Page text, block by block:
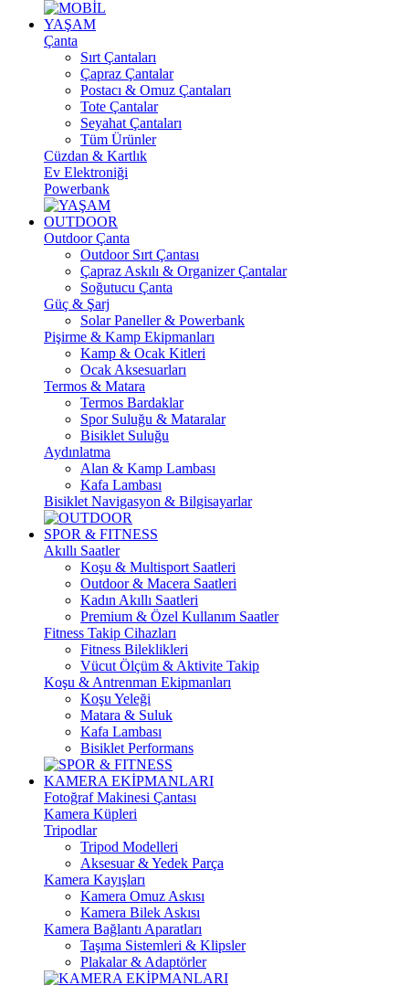
YAŞAM
Çanta
Sırt Çantaları
Çapraz Çantalar
Postacı & Omuz Çantaları
Tote Çantalar
Seyahat Çantaları
Tüm Ürünler
Cüzdan & Kartlık
Ev Elektroniği
Powerbank
OUTDOOR
Outdoor Çanta
Outdoor Sırt Çantası
Çapraz Askılı & Organizer Çantalar
Soğutucu Çanta
Güç & Şarj
Solar Paneller & Powerbank
Pişirme & Kamp Ekipmanları
Kamp & Ocak Kitleri
Ocak Aksesuarları
Termos & Matara
Termos Bardaklar
Spor Suluğu & Mataralar
Bisiklet Suluğu
Aydınlatma
Alan & Kamp Lambası
Kafa Lambası
Bisiklet Navigasyon & Bilgisayarlar
SPOR & FITNESS
Akıllı Saatler
Koşu & Multisport Saatleri
Outdoor & Macera Saatleri
Kadın Akıllı Saatleri
Premium & Özel Kullanım Saatler
Fitness Takip Cihazları
Fitness Bileklikleri
Vücut Ölçüm & Aktivite Takip
Koşu & Antrenman Ekipmanları
Koşu Yeleği
Matara & Suluk
Kafa Lambası
Bisiklet Performans
KAMERA EKİPMANLARI
Fotoğraf Makinesi Çantası
Kamera Küpleri
Tripodlar
Tripod Modelleri
Aksesuar & Yedek Parça
Kamera Kayışları
Kamera Omuz Askısı
Kamera Bilek Askısı
Kamera Bağlantı Aparatları
Taşıma Sistemleri & Klipsler
Plakalar & Adaptörler